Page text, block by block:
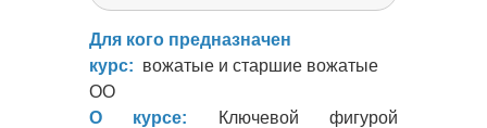
Для кого предназначен
курс: вожатые и старшие вожатые
ОО
О курсе:
Ключевой фигурой